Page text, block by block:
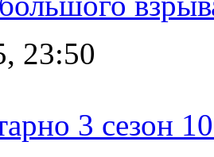
23:50
3 сезон